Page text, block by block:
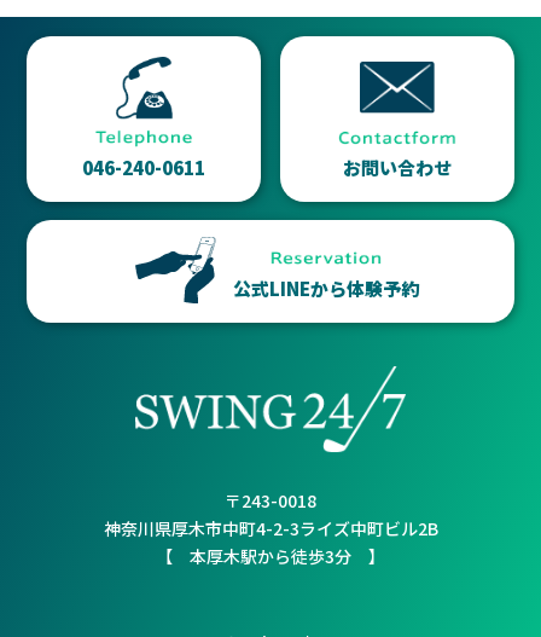
046-240-0611 お問い合わせ
公式LINEから体験予約
〒243-0018
神奈川県厚木市中町4-2-3ライズ中町ビル2B
【 本厚木駅から徒歩3分 】